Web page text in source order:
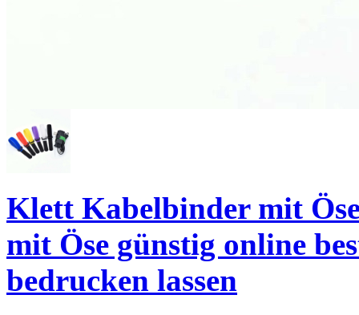
Klett Kabelbinder mit
mit Öse günstig online
bedrucken lassen